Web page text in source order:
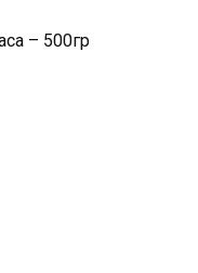
– 500гр